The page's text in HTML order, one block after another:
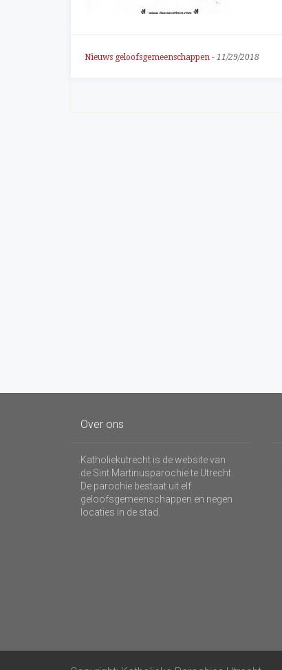
Nieuws geloofsgemeenschappen - 11/29/2018
Over ons
Katholiekutrecht is de website van
de Sint Martinusparochie te Utrecht.
De parochie bestaat uit elf
geloofsgemeenschappen en negen
locaties in de stad.